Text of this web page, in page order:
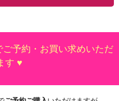
予約・お買い求めいただ
す ♥